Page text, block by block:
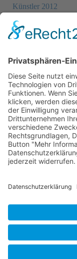
Künstler 2012
Künstler 2008
Künstler 2004
Alle Ausstellungsorte
Datenschutz